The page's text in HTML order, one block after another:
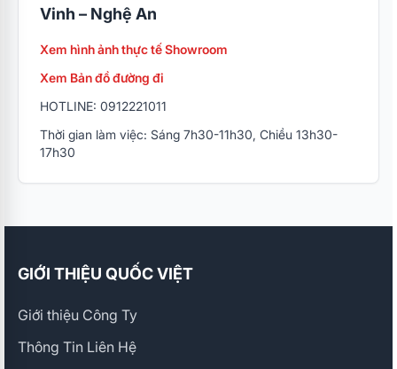
Vinh – Nghệ An
Xem hình ảnh thực tế Showroom
Xem Bản đồ đường đi
HOTLINE: 0912221011
Thời gian làm việc: Sáng 7h30-11h30, Chiều 13h30-
17h30
GIỚI THIỆU QUỐC VIỆT
Giới thiệu Công Ty
Thông Tin Liên Hệ